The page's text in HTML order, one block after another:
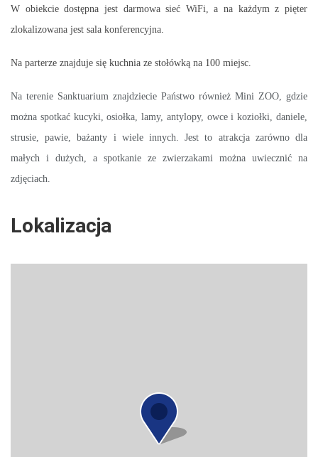
W obiekcie dostępna jest darmowa sieć WiFi, a na każdym z pięter
zlokalizowana jest sala konferencyjna.
Na parterze znajduje się kuchnia ze stołówką na 100 miejsc.
Na terenie Sanktuarium znajdziecie Państwo również Mini ZOO, gdzie
można spotkać kucyki, osiołka, lamy, antylopy, owce i koziołki, daniele,
strusie, pawie, bażanty i wiele innych. Jest to atrakcja zarówno dla
małych i dużych, a spotkanie ze zwierzakami można uwiecznić na
zdjęciach.
Lokalizacja